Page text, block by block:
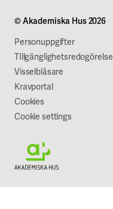
Jobba hos oss
Vår syn på hållbarhet
© Akademiska Hus 2026
Personuppgifter
TIllgänglighetsredogörelse
Visselblåsare
Kravportal
Cookies
Cookie settings